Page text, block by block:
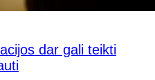
dar gali teikti